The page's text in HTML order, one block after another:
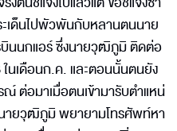
ะเด็นไปพัวพันกับหลานตนนาย
นนกแอร์ ซึ่งนายวุฒิภูมิ ติดต่อ
นเดือนก.ค. และตอนนั้นตนยัง
ณ์ ต่อมาเมื่อตนเข้ามารับตำแหน่
ายวุฒิภูมิ พยายามโทรศัพท์หา